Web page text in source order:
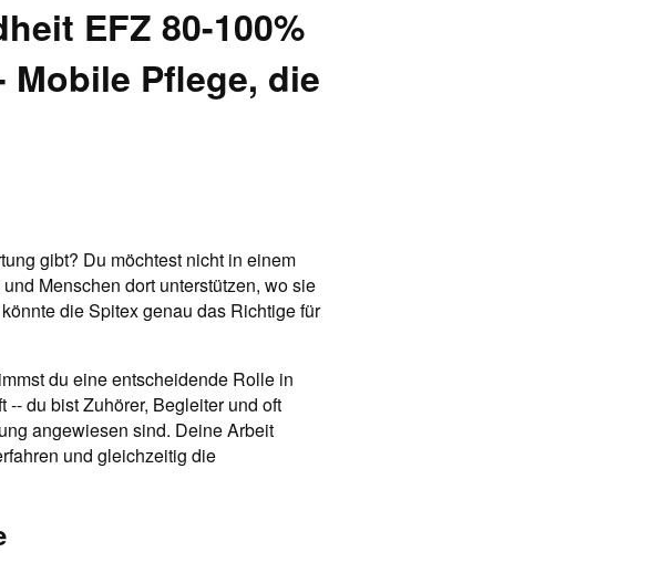
EFZ 80-100%
Pflege, die
gibt? Du möchtest nicht in einem
Menschen dort unterstützen, wo sie
die Spitex genau das Richtige für
du eine entscheidende Rolle in
du bist Zuhörer, Begleiter und oft
angewiesen sind. Deine Arbeit
und gleichzeitig die